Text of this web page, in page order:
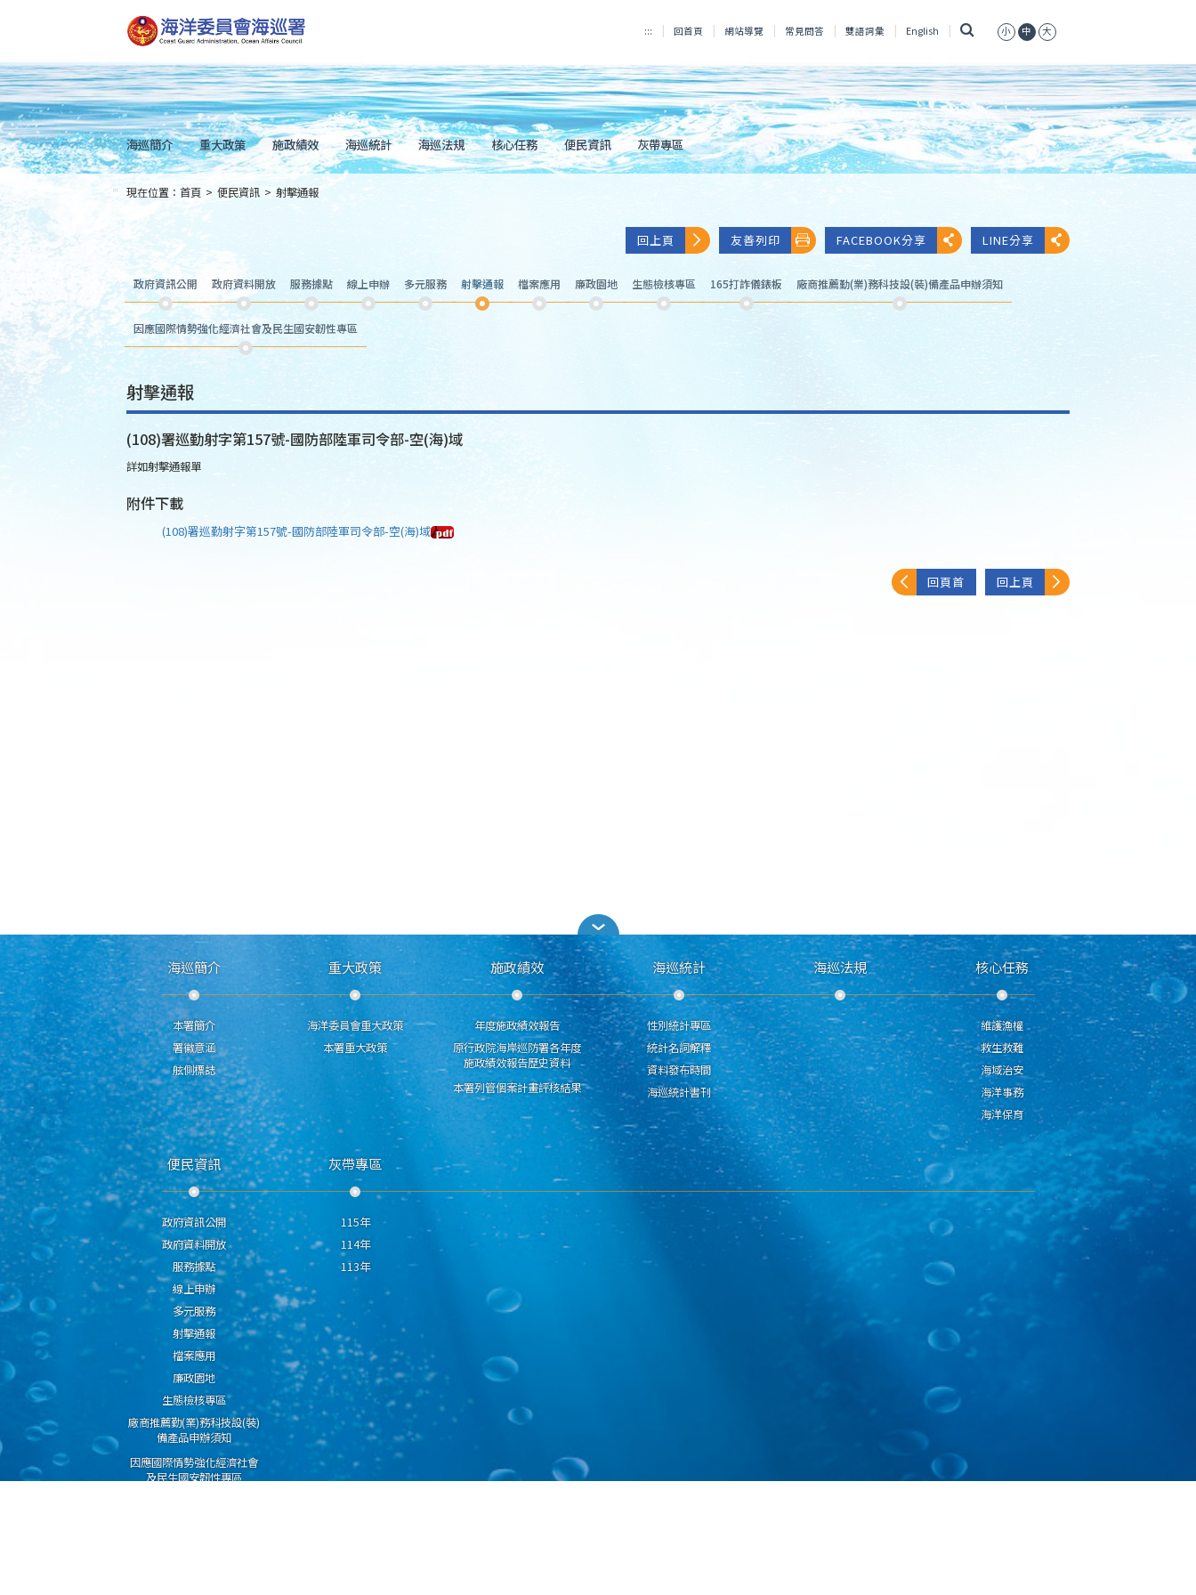
到
主
內
容
Skip
to
main
content
::: 回首頁 網站導覽 常見問答 雙語詞彙 English 小 中 大
海巡簡介 重大政策 施政績效 海巡統計 海巡法規 核心任務 便民資訊 灰帶專區
::: 現在位置： 首頁 > 便民資訊 > 射擊通報
回上頁 友善列印 FACEBOOK分享 LINE分享
政府資訊公開 政府資料開放 服務據點 線上申辦 多元服務 射擊通報 檔案應用 廉政園地 生態檢核專區 165打詐儀錶板 廠商推薦勤(業)務科技設(裝)備產品申辦須知
因應國際情勢強化經濟社會及民生國安韌性專區
射擊通報
(108)署巡勤射字第157號-國防部陸軍司令部-空(海)域
詳如射擊通報單
附件下載
(108)署巡勤射字第157號-國防部陸軍司令部-空(海)域
回頁首 回上頁
海巡簡介
本署簡介
署徽意涵
舷側標誌
重大政策
海洋委員會重大政策
本署重大政策
施政績效
年度施政績效報告
原行政院海岸巡防署各年度
施政績效報告歷史資料
本署列管個案計畫評核結果
海巡統計
性別統計專區
統計名詞解釋
資料發布時間
海巡統計書刊
海巡法規 核心任務
維護漁權
救生救難
海域治安
海洋事務
海洋保育
便民資訊
政府資訊公開
政府資料開放
服務據點
線上申辦
多元服務
射擊通報
檔案應用
廉政園地
生態檢核專區
廠商推薦勤(業)務科技設(裝)
備產品申辦須知
因應國際情勢強化經濟社會
及民生國安韌性專區
灰帶專區
115年
114年
113年